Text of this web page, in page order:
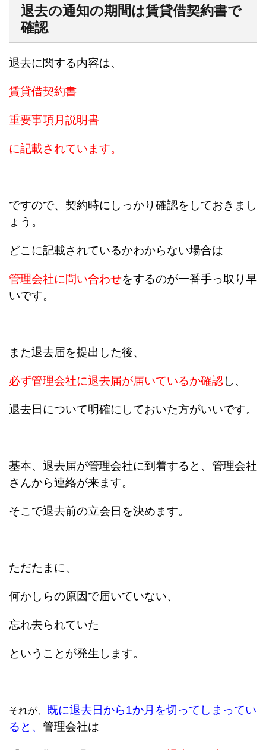
退去の通知の期間は賃貸借契約書で
確認
退去に関する内容は、
賃貸借契約書
重要事項月説明書
に記載されています。
ですので、契約時にしっかり確認をしておきまし
ょう。
どこに記載されているかわからない場合は
管理会社に問い合わせをするのが一番手っ取り早
いです。
また退去届を提出した後、
必ず管理会社に退去届が届いているか確認し、
退去日について明確にしておいた方がいいです。
基本、退去届が管理会社に到着すると、管理会社
さんから連絡が来ます。
そこで退去前の立会日を決めます。
ただたまに、
何かしらの原因で届いていない、
忘れ去られていた
ということが発生します。
それが、
既に退去日から1か月を切ってしまってい
ると、 管理会社は